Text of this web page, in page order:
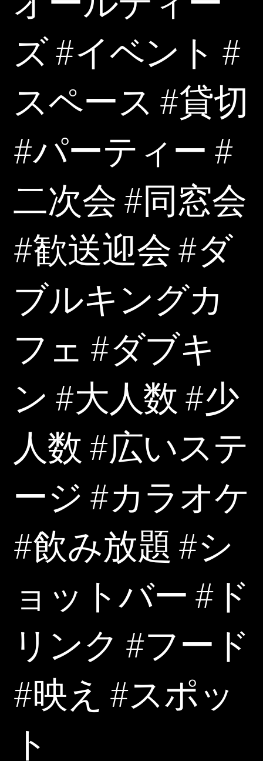
ズ #イベント #
スペース #貸切
#パーティー #
二次会 #同窓会
#歓送迎会 #ダ
ブルキングカ
フェ #ダブキ
ン #大人数 #少
人数 #広いステ
ージ #カラオケ
#飲み放題 #シ
ョットバー #ド
リンク #フード
#映え #スポッ
ト